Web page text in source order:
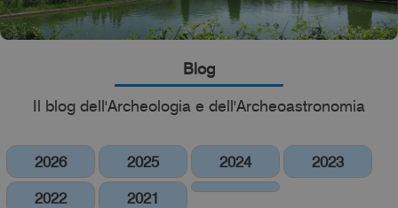
Blog
Il blog dell'Archeologia e dell'Archeoastronomia
2026 2025 2024
2023
2022
2021